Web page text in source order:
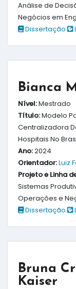
Análise de
Negócios em
Dissertação
Bianca
Nível:Mestrado
Título:Modelo
Centralizadora
Hospitais No
Ano:2024
Orientador:Luiz
Projeto e Linha
Sistemas
Operações e
Dissertação
Bruna
Kaiser